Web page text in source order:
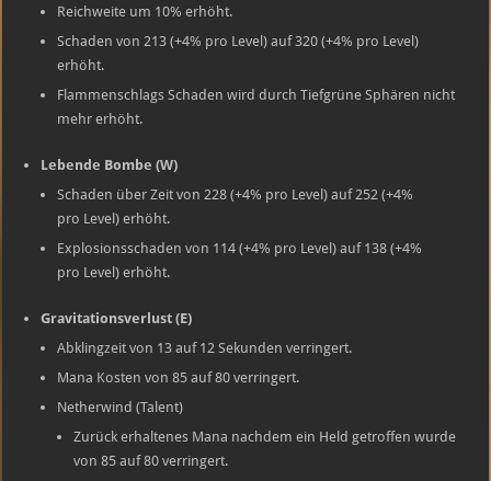
Reichweite um 10% erhöht.
Schaden von 213 (+4% pro Level) auf 320 (+4% pro Level)
erhöht.
Flammenschlags Schaden wird durch Tiefgrüne Sphären nicht
mehr erhöht.
Lebende Bombe (W)
Schaden über Zeit von 228 (+4% pro Level) auf 252 (+4%
pro Level) erhöht.
Explosionsschaden von 114 (+4% pro Level) auf 138 (+4%
pro Level) erhöht.
Gravitationsverlust (E)
Abklingzeit von 13 auf 12 Sekunden verringert.
Mana Kosten von 85 auf 80 verringert.
Netherwind (Talent)
Zurück erhaltenes Mana nachdem ein Held getroffen wurde
von 85 auf 80 verringert.